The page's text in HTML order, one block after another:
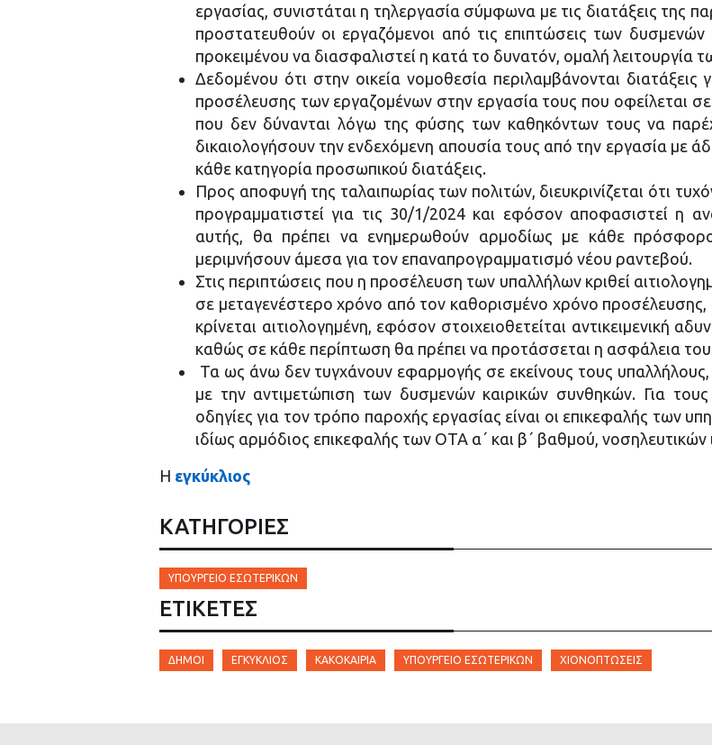
εργασίας, συνιστάται η τηλεργασία σύμφωνα με τις διατάξεις της
προστατευθούν οι εργαζόμενοι από τις επιπτώσεις των
προκειμένου να διασφαλιστεί η κατά το δυνατόν, ομαλή λειτουργία
Δεδομένου ότι στην οικεία νομοθεσία περιλαμβάνονται
προσέλευσης των εργαζομένων στην εργασία τους που οφείλεται σε
που δεν δύνανται λόγω της φύσης των καθηκόντων τους να
δικαιολογήσουν την ενδεχόμενη απουσία τους από την εργασία με
κάθε κατηγορία προσωπικού διατάξεις.
Προς αποφυγή της ταλαιπωρίας των πολιτών, διευκρινίζεται ότι
προγραμματιστεί για τις 30/1/2024 και εφόσον αποφασιστεί η
αυτής, θα πρέπει να ενημερωθούν αρμοδίως με κάθε
μεριμνήσουν άμεσα για τον επαναπρογραμματισμό νέου ραντεβού.
Στις περιπτώσεις που η προσέλευση των υπαλλήλων κριθεί
σε μεταγενέστερο χρόνο από τον καθορισμένο χρόνο
κρίνεται αιτιολογημένη, εφόσον στοιχειοθετείται αντικειμενική
καθώς σε κάθε περίπτωση θα πρέπει να προτάσσεται η ασφάλεια
Τα ως άνω δεν τυγχάνουν εφαρμογής σε εκείνους τους
με την αντιμετώπιση των δυσμενών καιρικών συνθηκών. Για
οδηγίες για τον τρόπο παροχής εργασίας είναι οι επικεφαλής των
ιδίως αρμόδιος επικεφαλής των ΟΤΑ α΄ και β΄ βαθμού, νοσηλευτικών
Η εγκύκλιος
ΚΑΤΗΓΟΡΙΕΣ
ΥΠΟΥΡΓΕΊΟ ΕΣΩΤΕΡΙΚΏΝ
ΕΤΙΚΈΤΕΣ
ΔΉΜΟΙ ΕΓΚΎΚΛΙΟΣ ΚΑΚΟΚΑΙΡΊΑ ΎΠΟΥΡΓΕΊΟ ΕΣΩΤΕΡΙΚΏΝ ΧΙΟΝΟΠΤΏΣΕΙΣ